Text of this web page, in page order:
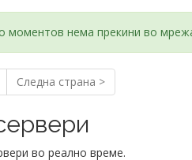
моментов нема прекини во
Следна страна >
во реално време.